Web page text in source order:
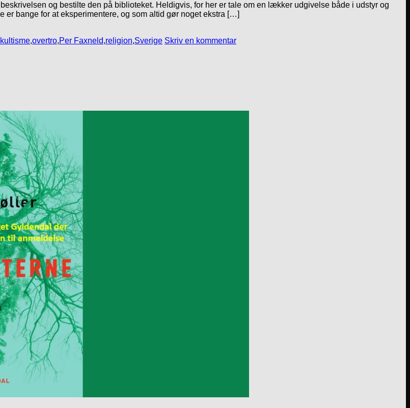
og bestilte den på biblioteket. Heldigvis, for her er tale om en lækker udgivelse både i udstyr og
er bange for at eksperimentere, og som altid gør noget ekstra […]
,overtro,Per Faxneld,religion,Sverige Skriv en kommentar